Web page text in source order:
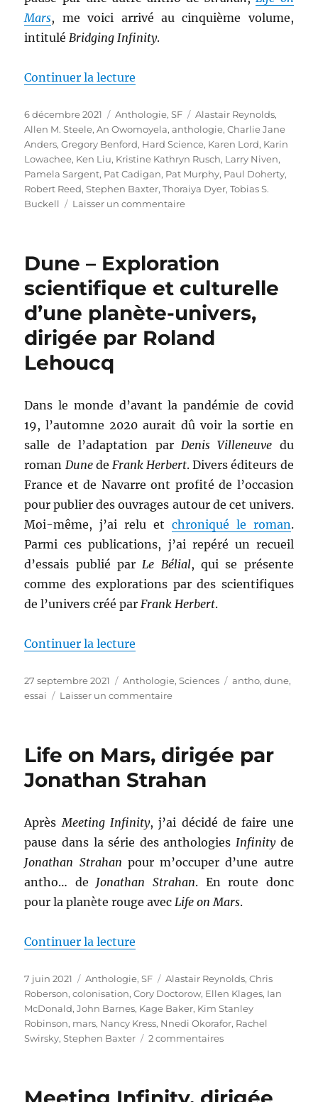
Mars, me voici arrivé au cinquième volume,
intituléBridging Infinity.
Continuer la lecture
Publié
le
6 décembre 2021 Catégories
Anthologie,SF Étiquettes
Alastair Reynolds,
Allen M. Steele,An Owomoyela,anthologie,Charlie Jane
Anders,Gregory Benford, Hard Science, Karen Lord, Karin
Lowachee, Ken Liu, Kristine Kathryn Rusch, Larry Niven,
Pamela Sargent, Pat Cadigan, Pat Murphy, Paul Doherty,
Robert Reed,Stephen Baxter,Thoraiya Dyer,Tobias S.
Buckell
Laisser un commentairesur
par
Strahan
Dune – Exploration
scientifique et culturelle
d’une planète-univers,
dirigée par Roland
Lehoucq
Dans le monde d’avant la pandémie de covid
19, l’automne 2020 aurait dû voir la sortie en
salle de l’adaptation par Denis Villeneuve du
roman Dunede Frank Herbert. Divers éditeurs de
France et de Navarre ont profité de l’occasion
pour publier des ouvrages autour de cet univers.
Moi-même, j’ai relu et chroniqué le roman.
Parmi ces publications, j’ai repéré un recueil
d’essais publié parLe Bélial, qui se présente
comme des explorations par des scientifiques
de l’univers créé parFrank Herbert.
Continuer la lecture
Publié
le
27 septembre 2021 Catégories
Anthologie,Sciences Étiquettes
antho,dune,
essai
Laisser un commentairesur
scientifique
culturelle
univers,
dirigée
par
Lehoucq
Life on Mars, dirigée par
Jonathan Strahan
AprèsMeeting Infinity, j’ai décidé de faire une
pause dans la série des anthologies Infinityde
Jonathan Strahan pour m’occuper d’une autre
antho… de Jonathan Strahan. En route donc
pour la planète rouge avecLife on Mars.
Continuer la lecture
Publié
le
7 juin 2021 Catégories
Anthologie,SF Étiquettes
Alastair Reynolds,Chris
Roberson,colonisation,Cory Doctorow, Ellen Klages, Ian
McDonald,John Barnes, Kage Baker, Kim Stanley
Robinson, mars, Nancy Kress, Nnedi Okorafor, Rachel
Swirsky,Stephen Baxter 2 commentairessur
dirigée